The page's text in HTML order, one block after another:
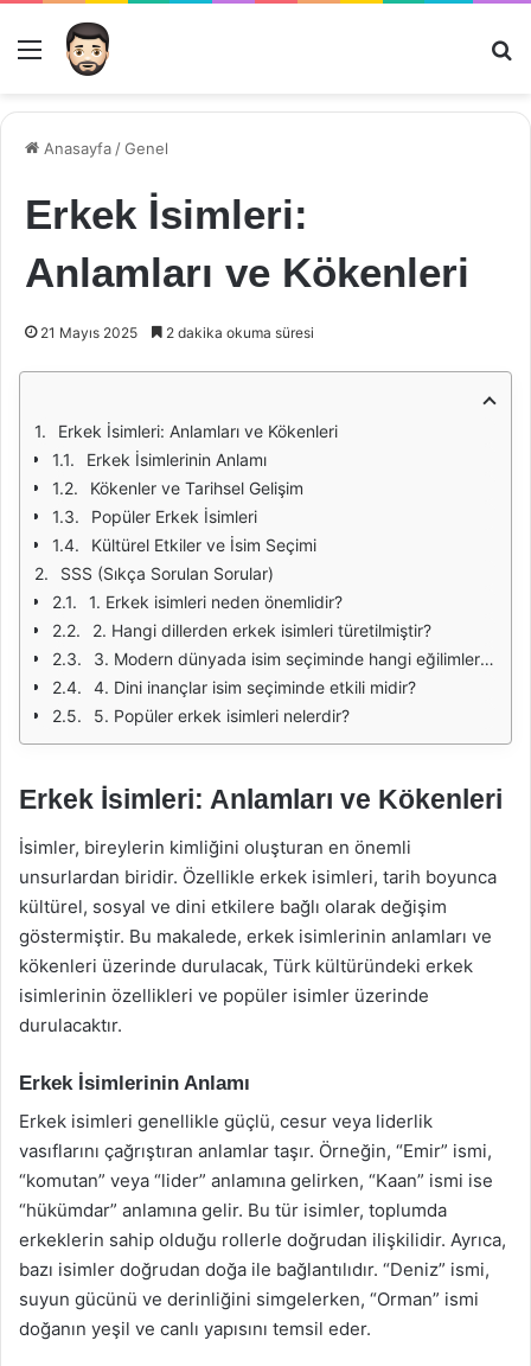
Menü
Anasayfa /Genel
Erkek İsimleri:
Anlamları ve Kökenleri
21 Mayıs 2025 2 dakika okuma süresi
Erkek İsimleri: Anlamları ve Kökenleri
Erkek İsimlerinin Anlamı
Kökenler ve Tarihsel Gelişim
Popüler Erkek İsimleri
Kültürel Etkiler ve İsim Seçimi
SSS (Sıkça Sorulan Sorular)
1. Erkek isimleri neden önemlidir?
2. Hangi dillerden erkek isimleri türetilmiştir?
3. Modern dünyada isim seçiminde hangi eğilimler görülmektedir?
4. Dini inançlar isim seçiminde etkili midir?
5. Popüler erkek isimleri nelerdir?
Erkek İsimleri: Anlamları ve Kökenleri
İsimler, bireylerin kimliğini oluşturan en önemli
unsurlardan biridir. Özellikle erkek isimleri, tarih boyunca
kültürel, sosyal ve dini etkilere bağlı olarak değişim
göstermiştir. Bu makalede, erkek isimlerinin anlamları ve
kökenleri üzerinde durulacak, Türk kültüründeki erkek
isimlerinin özellikleri ve popüler isimler üzerinde
durulacaktır.
Erkek İsimlerinin Anlamı
Erkek isimleri genellikle güçlü, cesur veya liderlik
vasıflarını çağrıştıran anlamlar taşır. Örneğin, “Emir” ismi,
“komutan” veya “lider” anlamına gelirken, “Kaan” ismi ise
“hükümdar” anlamına gelir. Bu tür isimler, toplumda
erkeklerin sahip olduğu rollerle doğrudan ilişkilidir. Ayrıca,
bazı isimler doğrudan doğa ile bağlantılıdır. “Deniz” ismi,
suyun gücünü ve derinliğini simgelerken, “Orman” ismi
doğanın yeşil ve canlı yapısını temsil eder.